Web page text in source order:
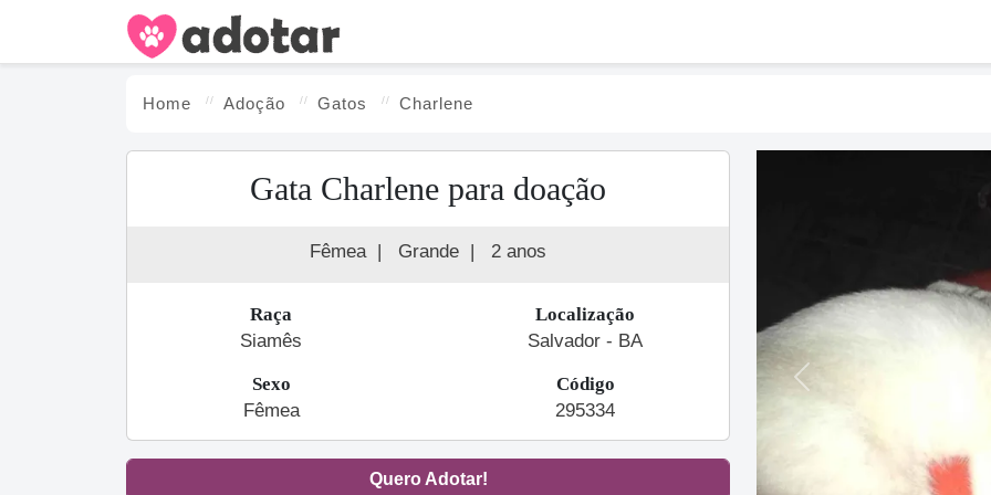
Home Adoção Gatos Charlene
Gata Charlene para doação
Fêmea | Grande | 2 anos
Raça
Siamês
Localização
Salvador - BA
Sexo
Fêmea
Código
295334
Quero Adotar!
Previous